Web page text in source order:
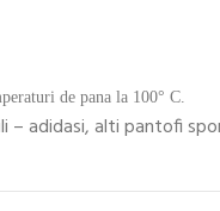
de pana la 100° C.
adidasi, alti pantofi